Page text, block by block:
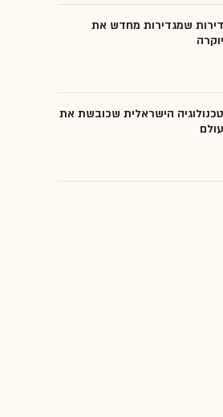
שמגדירות מחדש את
הישראלית שכובשת את